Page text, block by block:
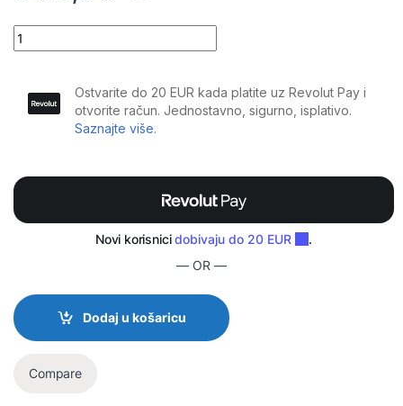
Chromateq - CQSA 1024 DMX kontroler, SDcard, Art-Net,
— OR —
Dodaj u košaricu
Compare